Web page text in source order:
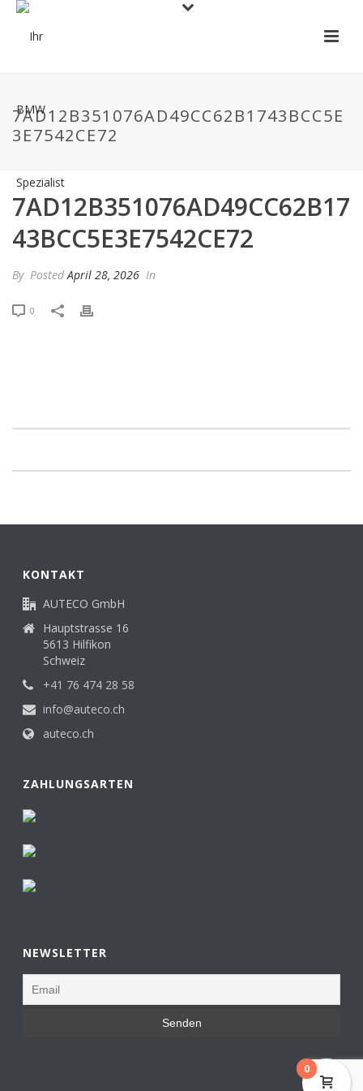
7AD12B351076AD49CC62B1743BCC5E
3E7542CE72
7AD12B351076AD49CC62B17
43BCC5E3E7542CE72
By PostedApril 28, 2026 In
0
KONTAKT
AUTECO GmbH
Hauptstrasse 16
5613 Hilfikon
Schweiz
+41 76 474 28 58
info@auteco.ch
auteco.ch
ZAHLUNGSARTEN
NEWSLETTER
0